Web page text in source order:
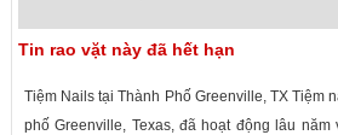
Tin rao vặt này đã hết hạn
Tiệm Nails tại Thành Phố Greenville, TX Tiệm
phố Greenville, Texas, đã hoạt động lâu